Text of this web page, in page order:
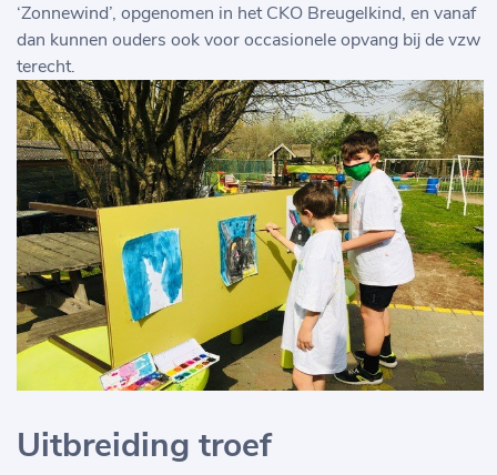
‘Zonnewind’, opgenomen in het CKO Breugelkind, en vanaf
dan kunnen ouders ook voor occasionele opvang bij de vzw
terecht.
Uitbreiding troef